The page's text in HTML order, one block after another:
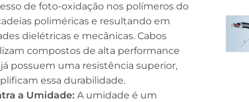
de foto-oxidação nos polímeros do
poliméricas e resultando em
dielétricas e mecânicas. Cabos
compostos de alta performance
possuem uma resistência superior,
essa durabilidade.
a Umidade:A umidade é um